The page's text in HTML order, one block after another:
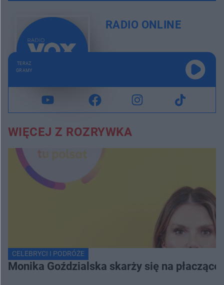
RADIO ONLINE
TERAZ
GRAMY
WIĘCEJ Z ROZRYWKA
CELEBRYCI I PODRÓŻE
Monika Goździalska skarży się na